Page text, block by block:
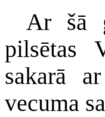
Ar šā
pilsētas
sakarā
vecuma